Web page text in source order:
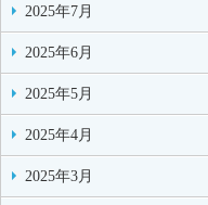
2025年7月
2025年6月
2025年5月
2025年4月
2025年3月